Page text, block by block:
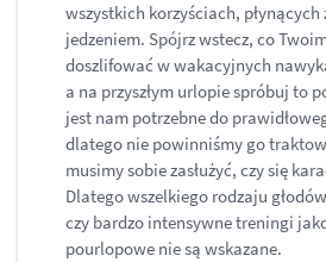
wszystkich korzyściach,
jedzeniem. Spójrz wstecz, co
doszlifować w wakacyjnych
a na przyszłym urlopie spróbuj to
jest nam potrzebne do
dlatego nie powinniśmy go
musimy sobie zasłużyć, czy się
Dlatego wszelkiego rodzaju
czy bardzo intensywne treningi
pourlopowe nie są wskazane.